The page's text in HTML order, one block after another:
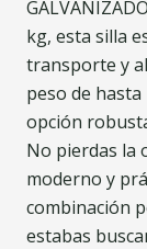
kg, esta silla
transporte y
peso de
opción
No pierdas la
moderno y
combinación
estabas